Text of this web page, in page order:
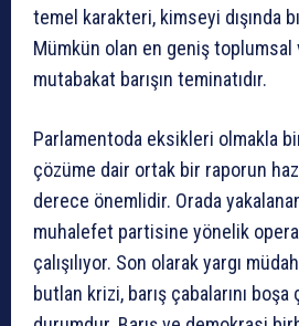
temel karakteri, kimseyi dışında
Mümkün olan en geniş toplumsal
mutabakat barışın teminatıdır.
Parlamentoda eksikleri olmakla
çözüme dair ortak bir raporun
derece önemlidir. Orada
muhalefet partisine yönelik
çalışılıyor. Son olarak yargı
butlan krizi, barış çabalarını